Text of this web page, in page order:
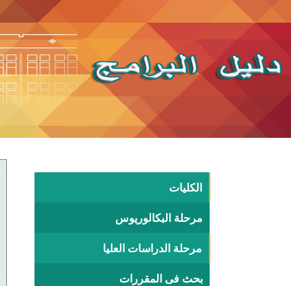
الكليات
مرحلة البكالوريوس
مرحلة الدراسات العليا
بحث فى المقررات